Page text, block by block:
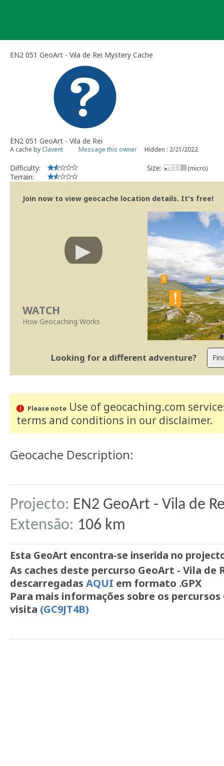
EN2 051 GeoArt - Vila de Rei Mystery Cache
EN2 051 GeoArt - Vila de Rei
A cache by Clavent Message this owner Hidden : 2/21/2022
Difficulty:
Terrain:
Size: (micro)
Join now to view geocache location details. It's free!
WATCH
How Geocaching Works
Looking for a different adventure?
Please noteUse of geocaching.com
terms and conditions in our disclaimer.
Geocache Description:
Projecto: EN2 GeoArt - Vila de
Extensão: 106 km
Esta GeoArt encontra-se inserida no
As caches deste percurso GeoArt - Vila de
descarregadas AQUI em formato .GPX
Para mais informações sobre os percursos
visita (GC9JT4B)